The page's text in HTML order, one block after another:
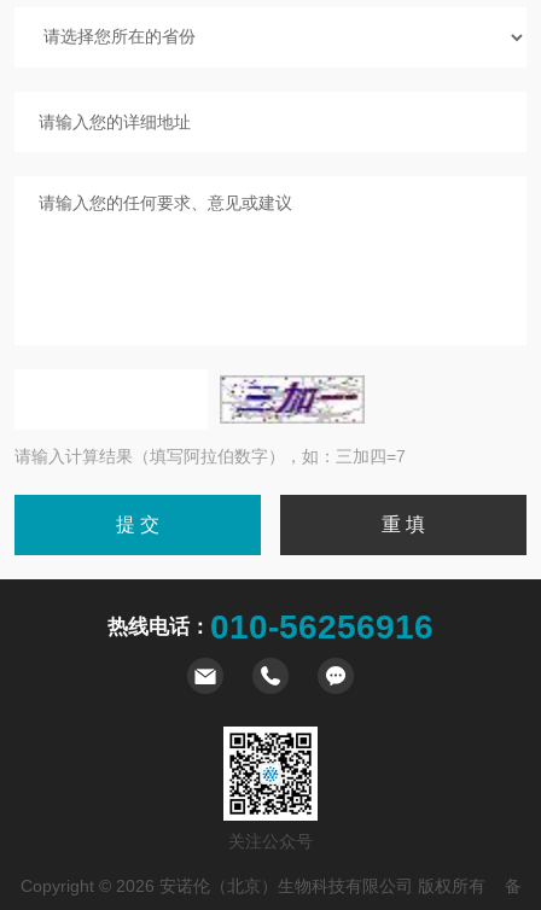
请输入计算结果（填写阿拉伯数字），如：三加四=7
热线电话： 010-56256916
关注公众号
Copyright © 2026 安诺伦（北京）生物科技有限公司 版权所有 备